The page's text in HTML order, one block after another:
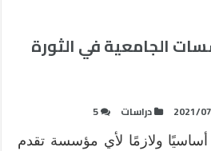
الجامعية في الثورة
2021/ دراسات 5
ولازمًا لأي مؤسسة تقدم